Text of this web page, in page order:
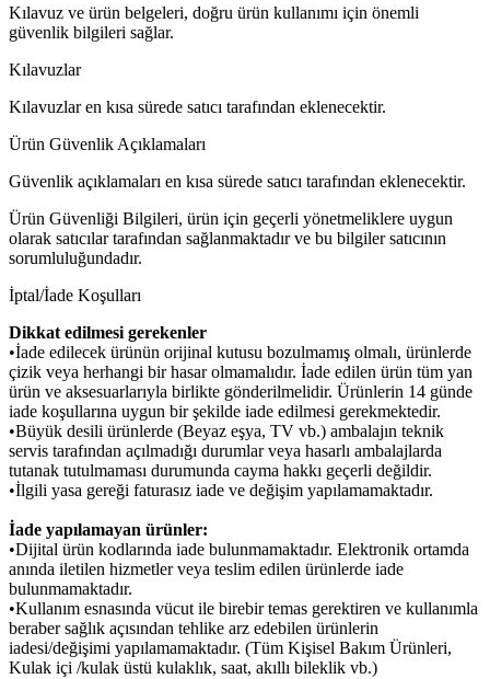
Kılavuz ve ürün belgeleri, doğru ürün kullanımı için önemli
güvenlik bilgileri sağlar.
Kılavuzlar
Kılavuzlar en kısa sürede satıcı tarafından eklenecektir.
Ürün Güvenlik Açıklamaları
Güvenlik açıklamaları en kısa sürede satıcı tarafından eklenecektir.
Ürün Güvenliği Bilgileri, ürün için geçerli yönetmeliklere uygun
olarak satıcılar tarafından sağlanmaktadır ve bu bilgiler satıcının
sorumluluğundadır.
İptal/İade Koşulları
Dikkat edilmesi gerekenler
•İade edilecek ürünün orijinal kutusu bozulmamış olmalı, ürünlerde
çizik veya herhangi bir hasar olmamalıdır. İade edilen ürün tüm yan
ürün ve aksesuarlarıyla birlikte gönderilmelidir. Ürünlerin 14 günde
iade koşullarına uygun bir şekilde iade edilmesi gerekmektedir.
•Büyük desili ürünlerde (Beyaz eşya, TV vb.) ambalajın teknik
servis tarafından açılmadığı durumlar veya hasarlı ambalajlarda
tutanak tutulmaması durumunda cayma hakkı geçerli değildir.
•İlgili yasa gereği faturasız iade ve değişim yapılamamaktadır.
İade yapılamayan ürünler:
•Dijital ürün kodlarında iade bulunmamaktadır. Elektronik ortamda
anında iletilen hizmetler veya teslim edilen ürünlerde iade
bulunmamaktadır.
•Kullanım esnasında vücut ile birebir temas gerektiren ve kullanımla
beraber sağlık açısından tehlike arz edebilen ürünlerin
iadesi/değişimi yapılamamaktadır. (Tüm Kişisel Bakım Ürünleri,
Kulak içi /kulak üstü kulaklık, saat, akıllı bileklik vb.)